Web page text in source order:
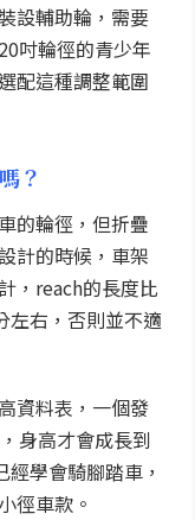
設輔助輪，需要
吋輪徑的青少年
配這種調整範圍
？
的輪徑，但折疊
計的時候，車架
，reach的長度比
左右，否則並不適
資料表，一個發
身高才會成長到
學會騎腳踏車，
徑車款。